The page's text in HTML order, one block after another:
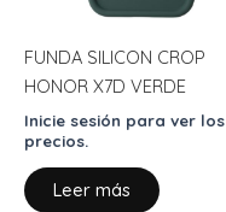
FUNDA SILICON CROP
HONOR X7D VERDE
Inicie sesión para ver los
precios.
Leer más